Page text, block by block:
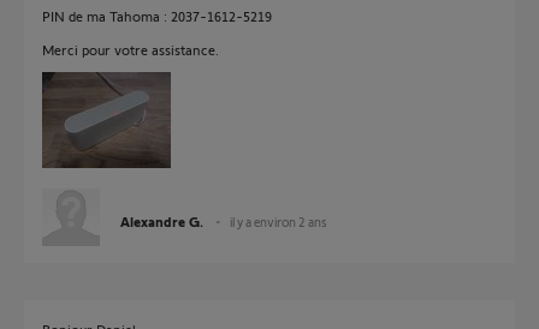
PIN de ma Tahoma : 2037-1612-5219
Merci pour votre assistance.
Alexandre G. il y a environ 2 ans